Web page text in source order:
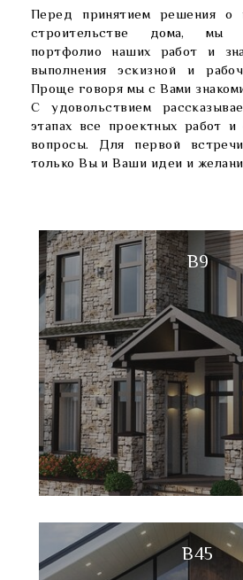
Перед принятием решения о
строительстве дома, мы
портфолио наших работ и
выполнения эскизной и
Проще говоря мы с Вами
С удовольствием
этапах все проектных работ
вопросы. Для первой
только Вы и Ваши идеи и
B9
B45